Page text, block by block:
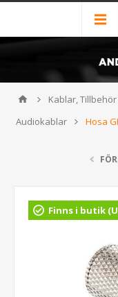
Kablar,
Audiokablar
Hosa
Finns i butik